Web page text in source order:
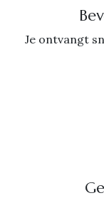
Je ontvangt